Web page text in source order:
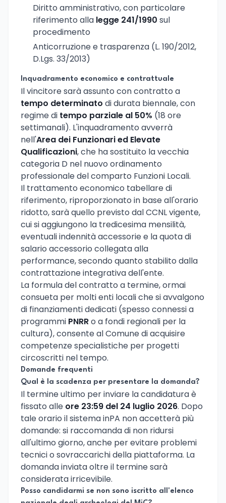
Diritto amministrativo, con particolare
riferimento alla legge 241/1990 sul
procedimento
Anticorruzione e trasparenza (L. 190/2012,
D.Lgs. 33/2013)
Inquadramento economico e contrattuale
Il vincitore sarà assunto con contratto a
tempo determinato di durata biennale, con
regime di tempo parziale al 50% (18 ore
settimanali). L'inquadramento avverrà
nell'Area dei Funzionari ed Elevate
Qualificazioni, che ha sostituito la vecchia
categoria D nel nuovo ordinamento
professionale del comparto Funzioni Locali.
Il trattamento economico tabellare di
riferimento, riproporzionato in base all'orario
ridotto, sarà quello previsto dal CCNL vigente,
cui si aggiungono la tredicesima mensilità,
eventuali indennità accessorie e la quota di
salario accessorio collegata alla
performance, secondo quanto stabilito dalla
contrattazione integrativa dell'ente.
La formula del contratto a termine, ormai
consueta per molti enti locali che si avvalgono
di finanziamenti dedicati (spesso connessi a
programmi PNRRo a fondi regionali per la
cultura), consente al Comune di acquisire
competenze specialistiche per progetti
circoscritti nel tempo.
Domande frequenti
Qual è la scadenza per presentare la domanda?
Il termine ultimo per inviare la candidatura è
fissato alle ore 23:59 del 24 luglio 2026. Dopo
tale orario il sistema inPA non accetterà più
domande: si raccomanda di non ridursi
all'ultimo giorno, anche per evitare problemi
tecnici o sovraccarichi della piattaforma. La
domanda inviata oltre il termine sarà
considerata irricevibile.
Posso candidarmi se non sono iscritto all'elenco